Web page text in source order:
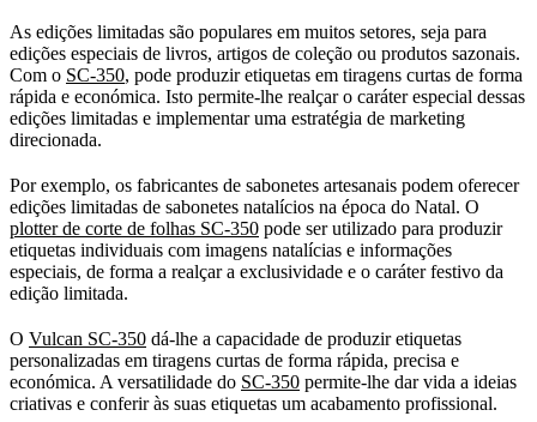
As edições limitadas são populares em muitos setores, seja para
edições especiais de livros, artigos de coleção ou produtos sazonais.
Com o SC-350, pode produzir etiquetas em tiragens curtas de forma
rápida e económica. Isto permite-lhe realçar o caráter especial dessas
edições limitadas e implementar uma estratégia de marketing
direcionada.
Por exemplo, os fabricantes de sabonetes artesanais podem oferecer
edições limitadas de sabonetes natalícios na época do Natal. O
plotter de corte de folhas SC-350 pode ser utilizado para produzir
etiquetas individuais com imagens natalícias e informações
especiais, de forma a realçar a exclusividade e o caráter festivo da
edição limitada.
O Vulcan SC-350 dá-lhe a capacidade de produzir etiquetas
personalizadas em tiragens curtas de forma rápida, precisa e
económica. A versatilidade do SC-350 permite-lhe dar vida a ideias
criativas e conferir às suas etiquetas um acabamento profissional.